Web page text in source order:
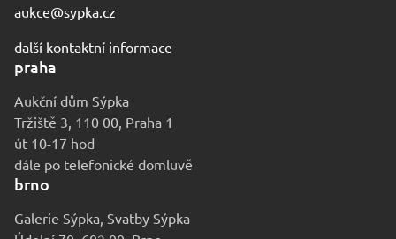
aukce@sypka.cz
další kontaktní informace
praha
Aukční dům Sýpka
Tržiště 3, 110 00, Praha 1
út 10-17 hod
dále po telefonické domluvě
brno
Galerie Sýpka, Svatby Sýpka